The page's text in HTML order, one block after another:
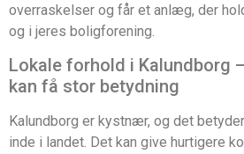
overraskelser og får et anlæg, der
og i jeres boligforening.
Lokale forhold i Kalundborg
kan få stor betydning
Kalundborg er kystnær, og det
inde i landet. Det kan give hurtigere